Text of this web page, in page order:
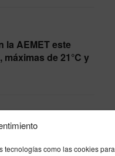
tecnologías como las cookies para
la AEMET este
de 21°C y